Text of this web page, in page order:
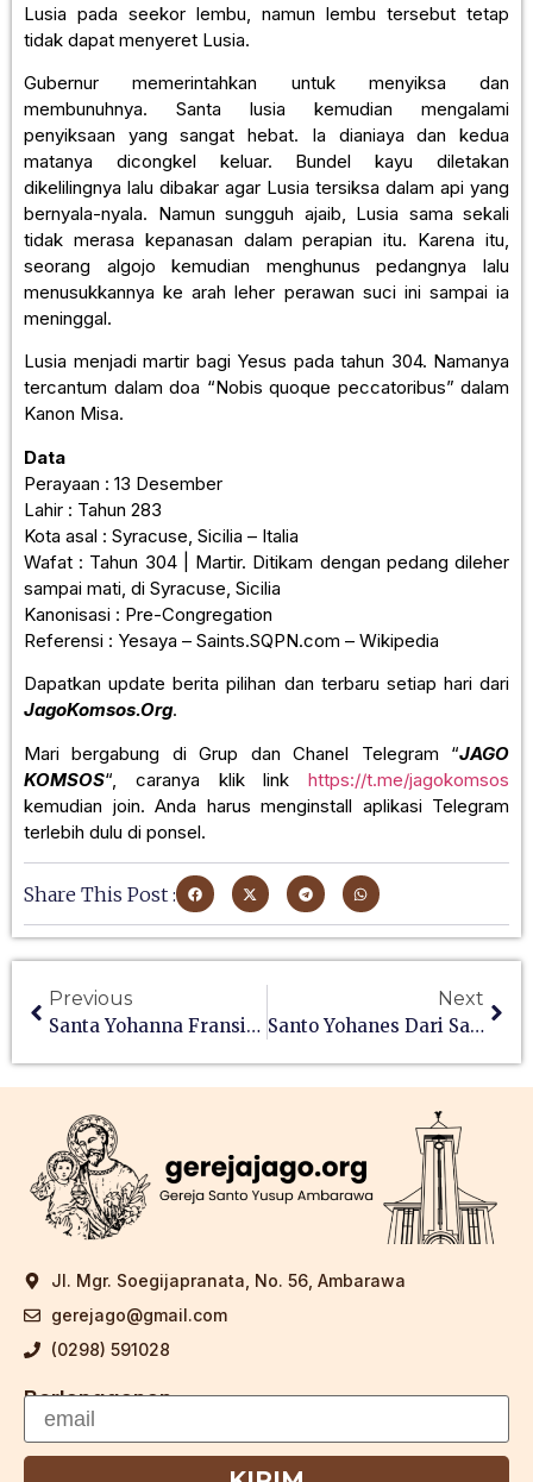
Lusia pada seekor lembu, namun lembu tersebut tetap
tidak dapat menyeret Lusia.
Gubernur memerintahkan untuk menyiksa dan
membunuhnya. Santa lusia kemudian mengalami
penyiksaan yang sangat hebat. Ia dianiaya dan kedua
matanya dicongkel keluar. Bundel kayu diletakan
dikelilingnya lalu dibakar agar Lusia tersiksa dalam api yang
bernyala-nyala. Namun sungguh ajaib, Lusia sama sekali
tidak merasa kepanasan dalam perapian itu. Karena itu,
seorang algojo kemudian menghunus pedangnya lalu
menusukkannya ke arah leher perawan suci ini sampai ia
meninggal.
Lusia menjadi martir bagi Yesus pada tahun 304. Namanya
tercantum dalam doa “Nobis quoque peccatoribus” dalam
Kanon Misa.
Data
Perayaan : 13 Desember
Lahir : Tahun 283
Kota asal : Syracuse, Sicilia – Italia
Wafat : Tahun 304 | Martir. Ditikam dengan pedang dileher
sampai mati, di Syracuse, Sicilia
Kanonisasi : Pre-Congregation
Referensi : Yesaya – Saints.SQPN.com – Wikipedia
Dapatkan update berita pilihan dan terbaru setiap hari dari
JagoKomsos.Org.
Mari bergabung di Grup dan Chanel Telegram “JAGO
KOMSOS“, caranya klik link https://t.me/jagokomsos
kemudian join. Anda harus menginstall aplikasi Telegram
terlebih dulu di ponsel.
Share This Post :
Previous
Santa Yohanna Fransiska
Next
Santo Yohanes Dari Salib
Jl. Mgr. Soegijapranata, No. 56, Ambarawa
gerejago@gmail.com
(0298) 591028
Berlangganan